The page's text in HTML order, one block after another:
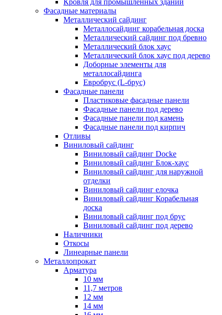
Кровля для промышленных зданий
Фасадные материалы
Металлический сайдинг
Металлосайдинг корабельная доска
Металлический сайдинг под бревно
Металлический блок хаус
Металлический блок хаус под дерево
Доборные элементы для
металлосайдинга
Евробрус (L-брус)
Фасадные панели
Пластиковые фасадные панели
Фасадные панели под дерево
Фасадные панели под камень
Фасадные панели под кирпич
Отливы
Виниловый сайдинг
Виниловый сайдинг Docke
Виниловый сайдинг Блок-хаус
Виниловый сайдинг для наружной
отделки
Виниловый сайдинг елочка
Виниловый сайдинг Корабельная
доска
Виниловый сайдинг под брус
Виниловый сайдинг под дерево
Наличники
Откосы
Линеарные панели
Металлопрокат
Арматура
10 мм
11,7 метров
12 мм
14 мм